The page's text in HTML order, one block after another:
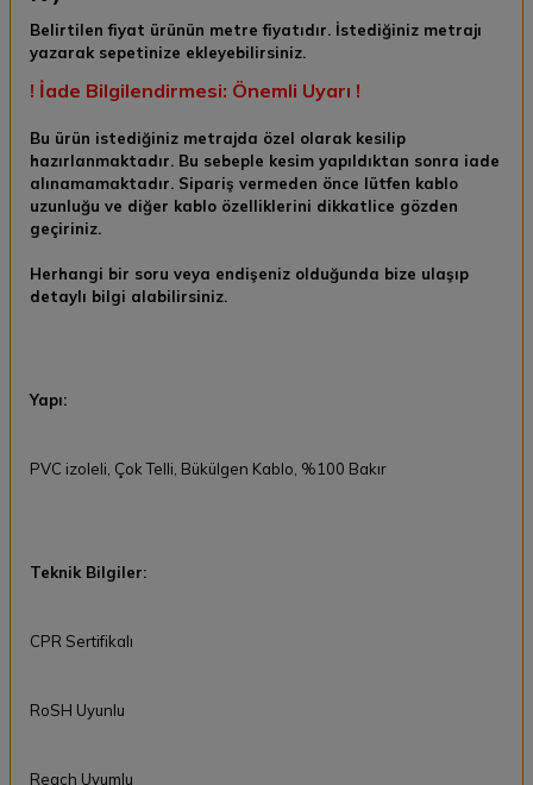
Belirtilen fiyat ürünün metre fiyatıdır. İstediğiniz metrajı
yazarak sepetinize ekleyebilirsiniz.
! İade Bilgilendirmesi: Önemli Uyarı !
Bu ürün istediğiniz metrajda özel olarak kesilip
hazırlanmaktadır. Bu sebeple kesim yapıldıktan sonra iade
alınamamaktadır. Sipariş vermeden önce lütfen kablo
uzunluğu ve diğer kablo özelliklerini dikkatlice gözden
geçiriniz.
Herhangi bir soru veya endişeniz olduğunda bize ulaşıp
detaylı bilgi alabilirsiniz.
Yapı:
PVC izoleli, Çok Telli, Bükülgen Kablo, %100 Bakır
Teknik Bilgiler:
CPR Sertifikalı
RoSH Uyunlu
Reach Uyumlu